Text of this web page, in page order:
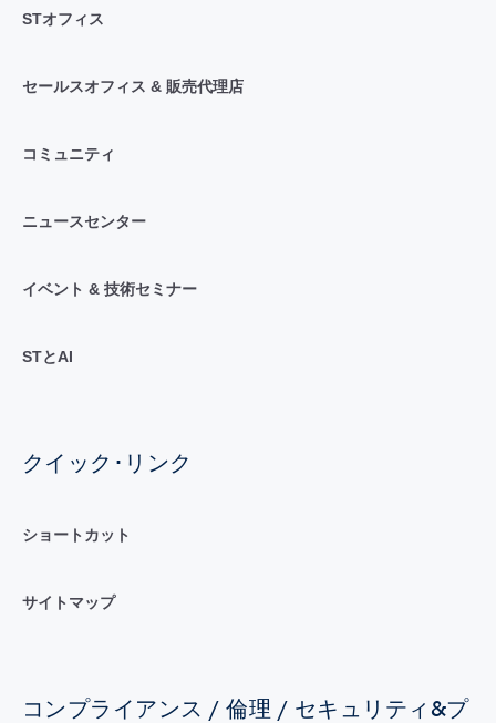
STオフィス
セールスオフィス & 販売代理店
コミュニティ
ニュースセンター
イベント & 技術セミナー
STとAI
クイック･リンク
ショートカット
サイトマップ
コンプライアンス / 倫理 / セキュリティ&プ